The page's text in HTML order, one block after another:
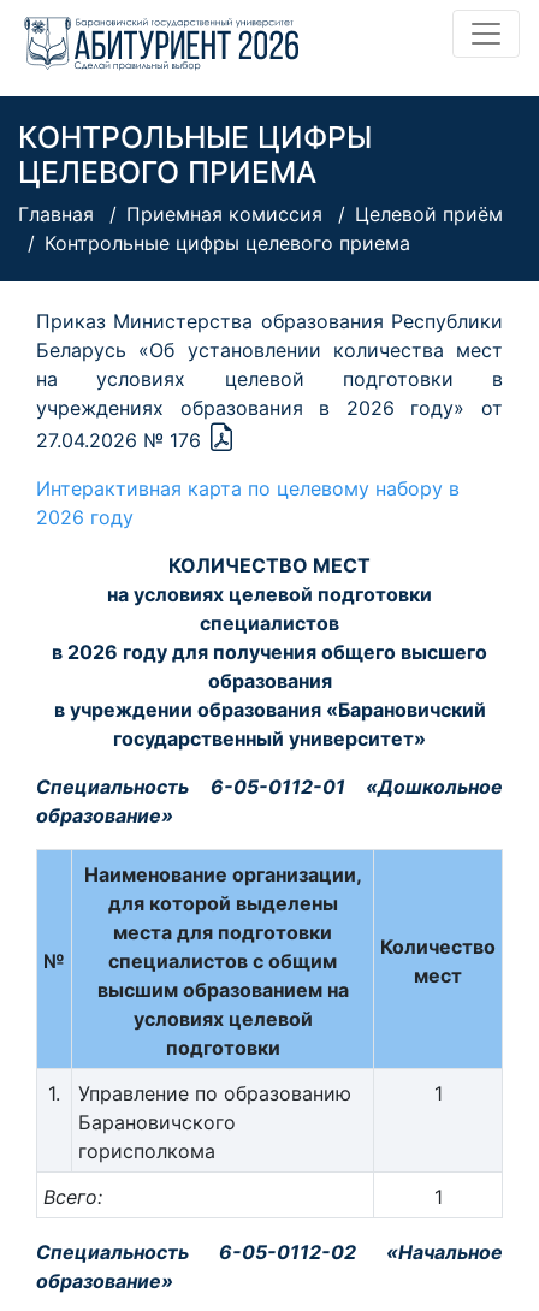
КОНТРОЛЬНЫЕ ЦИФРЫ
ЦЕЛЕВОГО ПРИЕМА
Главная Приемная комиссия
Целевой приём
Контрольные цифры целевого приема
Приказ Министерства образования Республики
Беларусь «Об установлении количества мест
на условиях целевой подготовки в
учреждениях образования в 2026 году» от
27.04.2026 № 176
Интерактивная карта по целевому набору в
2026 году
КОЛИЧЕСТВО МЕСТ
на условиях целевой подготовки
специалистов
в 2026 году для получения общего высшего
образования
в учреждении образования «Барановичский
государственный университет»
Специальность 6-05-0112-01 «Дошкольное
образование»
№
Наименование организации,
для которой выделены
места для подготовки
специалистов с общим
высшим образованием на
условиях целевой
подготовки
Количество
мест
1.
Управление по образованию
Барановичского
горисполкома
1
Всего: 1
Специальность 6-05-0112-02 «Начальное
образование»